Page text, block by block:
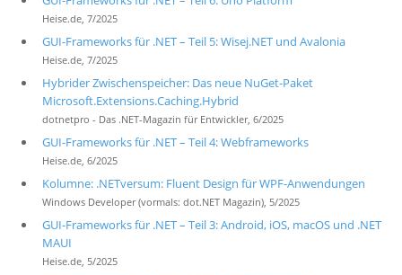
Heise.de, 7/2025
GUI-Frameworks für .NET – Teil 5: Wisej.NET und Avalonia
Heise.de, 7/2025
Hybrider Zwischenspeicher: Das neue NuGet-Paket
Microsoft.Extensions.Caching.Hybrid
dotnetpro - Das .NET-Magazin für Entwickler, 6/2025
GUI-Frameworks für .NET – Teil 4: Webframeworks
Heise.de, 6/2025
Kolumne: .NETversum: Fluent Design für WPF-Anwendungen
Windows Developer (vormals: dot.NET Magazin), 5/2025
GUI-Frameworks für .NET – Teil 3: Android, iOS, macOS und .NET
MAUI
Heise.de, 5/2025